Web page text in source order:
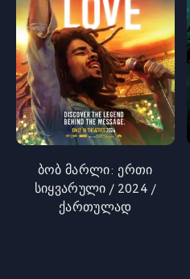
ბობ მარლი: ერთი
სიყვარული / 2024 /
ქართულად